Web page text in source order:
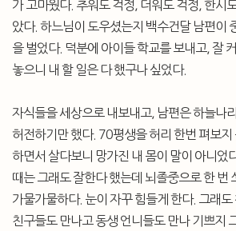
가 고마웠다. 추워도 걱정, 더워도 걱정, 한시
았다. 하느님이 도우셨는지 백수건달 남편이
을 벌었다. 덕분에 아이들 학교를 보내고, 잘
놓으니 내 할 일은 다 했구나 싶었다.
자식들을 세상으로 내보내고, 남편은 하늘나
허전하기만 했다. 70평생을 허리 한번 펴보지
하면서 살다보니 망가진 내 몸이 말이 아니었
때는 그래도 잘한다 했는데 뇌졸중으로 한 번
가물가물하다. 눈이 자꾸 힘들게 한다. 그래도
친구들도 만나고 동생 언니들도 만나 기쁘지